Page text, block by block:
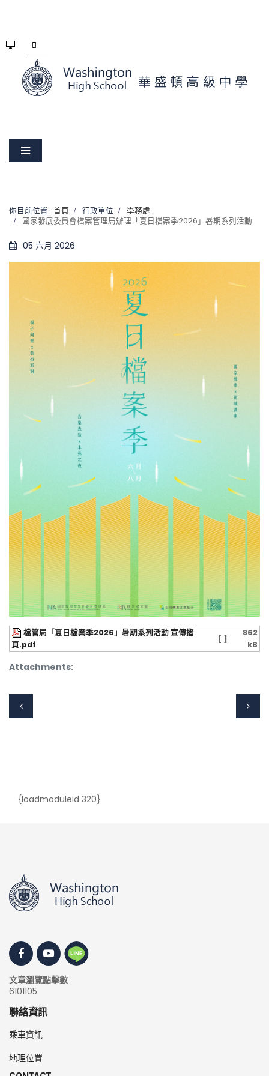
你目前位置: 首頁 行政單位
學務處
國家發展委員會檔案管理局辦理「夏日檔案季2026」暑期系列活動
05 六月 2026
Attachments:
檔管局「夏日檔案季2026」暑期系列活動 宣傳摺
頁.pdf
[ ]
862
kB
{loadmoduleid 320}
文章瀏覽點擊數
6101105
聯絡資訊
乘車資訊
地理位置